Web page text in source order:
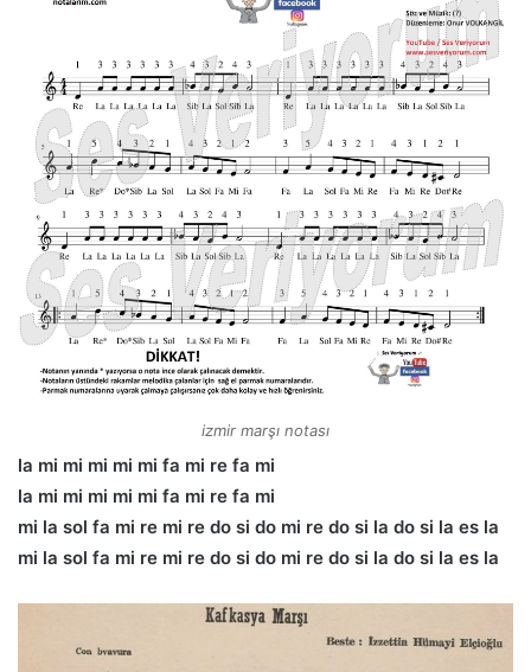
izmir marşı notası
la mi mi mi mi mi fa mi re fa mi
la mi mi mi mi mi fa mi re fa mi
mi la sol fa mi re mi re do si do mi re do si la do si la es la
mi la sol fa mi re mi re do si do mi re do si la do si la es la